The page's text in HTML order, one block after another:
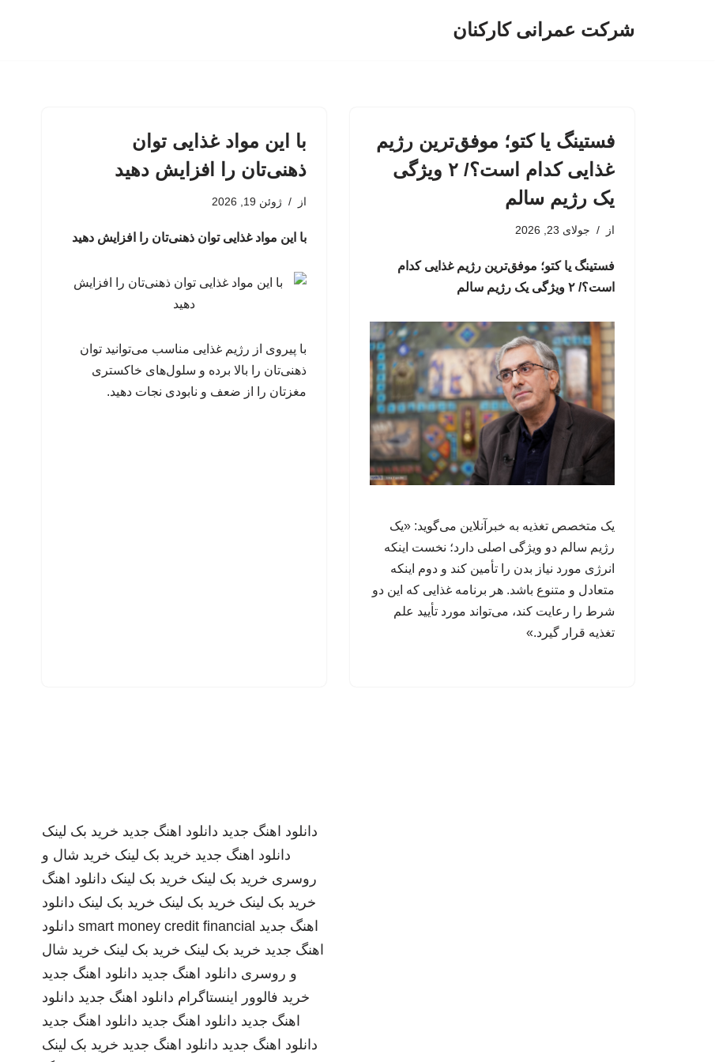
شرکت عمرانی کارکنان
فستینگ یا کتو؛ موفق‌ترین رژیم
غذایی کدام است؟/ ۲ ویژگی
یک رژیم سالم
از جولای 23, 2026
فستینگ یا کتو؛ موفق‌ترین رژیم غذایی کدام
است؟/ ۲ ویژگی یک رژیم سالم
یک متخصص تغذیه به خبرآنلاین می‌گوید: «یک
رژیم سالم دو ویژگی اصلی دارد؛ نخست اینکه
انرژی مورد نیاز بدن را تأمین کند و دوم اینکه
متعادل و متنوع باشد. هر برنامه غذایی که این دو
شرط را رعایت کند، می‌تواند مورد تأیید علم
تغذیه قرار گیرد.»
با این مواد غذایی توان
ذهنی‌تان را افزایش دهید
از ژوئن 19, 2026
با این مواد غذایی توان ذهنی‌تان را افزایش دهید
با پیروی از رژیم غذایی مناسب می‌توانید توان
ذهنی‌تان را بالا برده و سلول‌های خاکستری
مغزتان را از ضعف و نابودی نجات دهید.
دانلود اهنگ جدید دانلود اهنگ جدید خرید بک لینک
دانلود اهنگ جدید خرید بک لینک خرید شال و
روسری خرید بک لینک خرید بک لینک دانلود اهنگ
خرید بک لینک خرید بک لینک خرید بک لینک دانلود
اهنگ جدید smart money credit financial دانلود
اهنگ جدید خرید بک لینک خرید بک لینک خرید شال
و روسری دانلود اهنگ جدید دانلود اهنگ جدید
خرید فالوور اینستاگرام دانلود اهنگ جدید دانلود
اهنگ جدید دانلود اهنگ جدید دانلود اهنگ جدید
دانلود اهنگ جدید دانلود اهنگ جدید خرید بک لینک